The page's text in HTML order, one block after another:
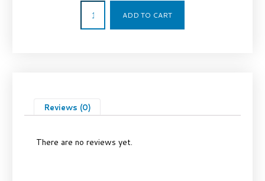
ADD TO CART
Reviews (0)
There are no reviews yet.